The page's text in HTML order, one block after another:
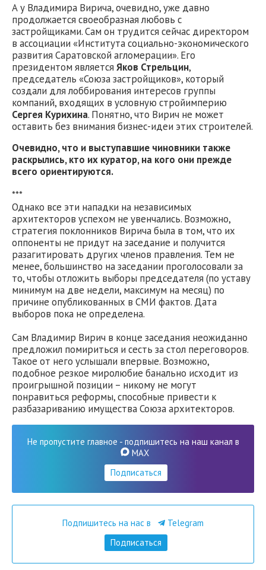
А у Владимира Вирича, очевидно, уже давно
продолжается своеобразная любовь с
застройщиками. Сам он трудится сейчас директором
в ассоциации «Института социально-экономического
развития Саратовской агломерации». Его
президентом является Яков Стрельцин,
председатель «Союза застройщиков», который
создали для лоббирования интересов группы
компаний, входящих в условную стройимперию
Сергея Курихина. Понятно, что Вирич не может
оставить без внимания бизнес-идеи этих строителей.
Очевидно, что и выступавшие чиновники также
раскрылись, кто их куратор, на кого они прежде
всего ориентируются.
***
Однако все эти нападки на независимых
архитекторов успехом не увенчались. Возможно,
стратегия поклонников Вирича была в том, что их
оппоненты не придут на заседание и получится
разагитировать других членов правления. Тем не
менее, большинство на заседании проголосовали за
то, чтобы отложить выборы председателя (по уставу
минимум на две недели, максимум на месяц) по
причине опубликованных в СМИ фактов. Дата
выборов пока не определена.
Сам Владимир Вирич в конце заседания неожиданно
предложил помириться и сесть за стол переговоров.
Такое от него услышали впервые. Возможно,
подобное резкое миролюбие банально исходит из
проигрышной позиции – никому не могут
понравиться реформы, способные привести к
разбазариванию имущества Союза архитекторов.
Не пропустите главное - подпишитесь на наш канал в
MAX
Подписаться
Подпишитесь на нас в
Telegram
Подписаться